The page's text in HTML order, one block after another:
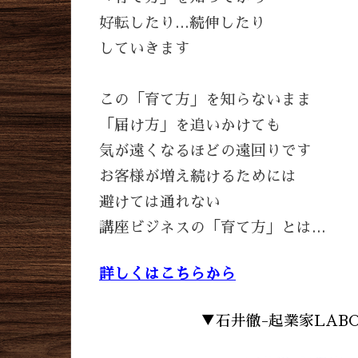
好転したり…続伸したり
していきます
この「育て方」を知らないまま
「届け方」を追いかけても
気が遠くなるほどの遠回りです
お客様が増え続けるためには
避けては通れない
講座ビジネスの「育て方」とは…
詳しくはこちらから
▼石井徹-起業家